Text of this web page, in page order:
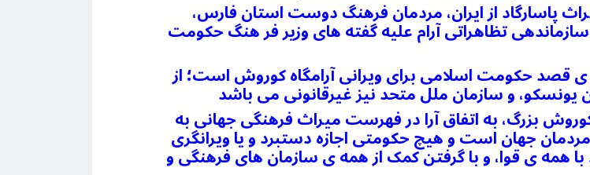
پاسارگاد از ایران، مردمان فرهنگ دوست استان فارس،
تظاهراتی آرام علیه گفته های وزیر فر هنگ حکومت
قصد حکومت اسلامی برای ویرانی آرامگاه کوروش است؛ از
کوروش بزرگ، به اتفاق آرا در فهرست میراث فرهنگی جهانی به
جهان است و هیچ حکومتی اجازه دستبرد و یا ویرانگری
همه ی قوا، و با گرفتن کمک از همه ی سازمان های فرهنگی و